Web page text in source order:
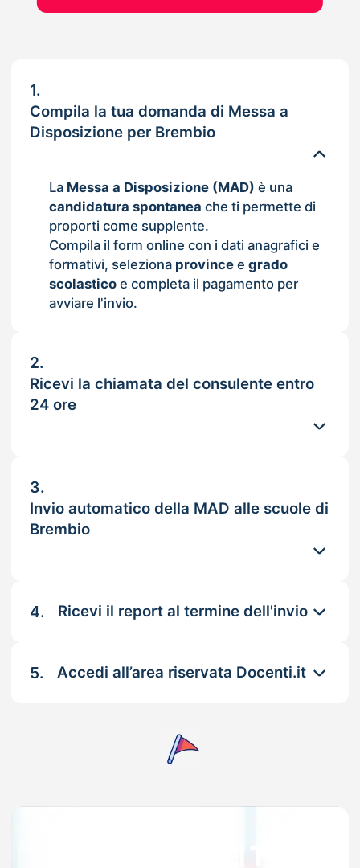
1.
Compila la tua domanda di Messa a
Disposizione per Brembio
La Messa a Disposizione (MAD) è una
candidatura spontanea che ti permette di
proporti come supplente.
Compila il form online con i dati anagrafici e
formativi, seleziona provincee grado
scolasticoe completa il pagamento per
avviare l'invio.
2.
Ricevi la chiamata del consulente entro
24 ore
3.
Invio automatico della MAD alle scuole di
Brembio
4. Ricevi il report al termine dell'invio
5. Accedi all’area riservata Docenti.it